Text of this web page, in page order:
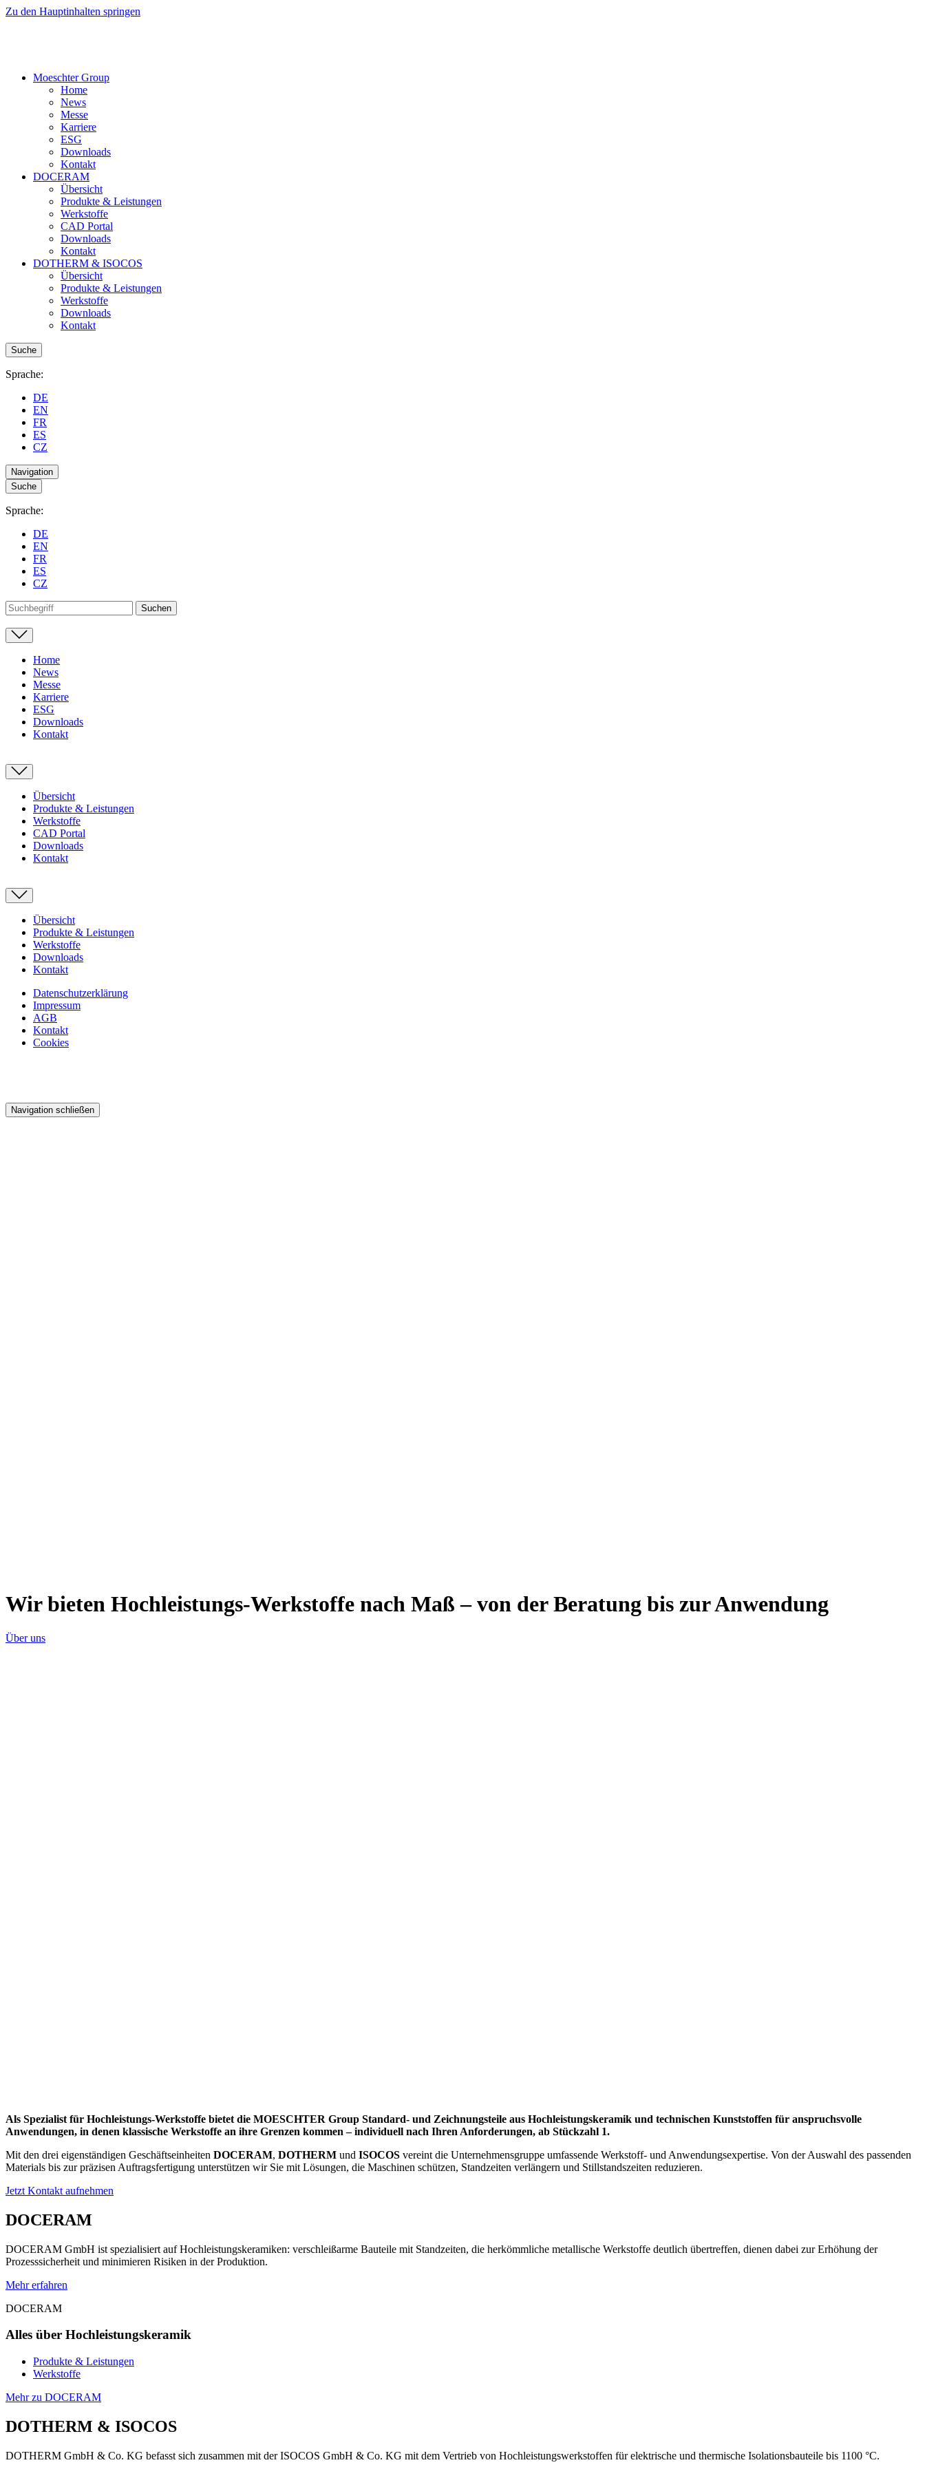
Zu den Hauptinhalten springen
Moeschter Group
Home
News
Messe
Karriere
ESG
Downloads
Kontakt
DOCERAM
Übersicht
Produkte & Leistungen
Werkstoffe
CAD Portal
Downloads
Kontakt
DOTHERM & ISOCOS
Übersicht
Produkte & Leistungen
Werkstoffe
Downloads
Kontakt
Suche
Sprache:
DE
EN
FR
ES
CZ
Navigation
Suche
Sprache:
DE
EN
FR
ES
CZ
Home
News
Messe
Karriere
ESG
Downloads
Kontakt
Übersicht
Produkte & Leistungen
Werkstoffe
CAD Portal
Downloads
Kontakt
Übersicht
Produkte & Leistungen
Werkstoffe
Downloads
Kontakt
Datenschutzerklärung
Impressum
AGB
Kontakt
Cookies
Navigation schließen
Wir bieten Hochleistungs-Werkstoffe nach Maß – von der Beratung bis zur Anwendung
Über uns
Als Spezialist für Hochleistungs-Werkstoffe bietet die MOESCHTER Group Standard- und Zeichnungsteile aus Hochleistungskeramik und technischen Kunststoffen für anspruchsvolle
Anwendungen, in denen klassische Werkstoffe an ihre Grenzen kommen – individuell nach Ihren Anforderungen, ab Stückzahl 1.
Mit den drei eigenständigen Geschäftseinheiten DOCERAM, DOTHERM und ISOCOS vereint die Unternehmensgruppe umfassende Werkstoff- und Anwendungsexpertise. Von der Auswahl des passenden
Materials bis zur präzisen Auftragsfertigung unterstützen wir Sie mit Lösungen, die Maschinen schützen, Standzeiten verlängern und Stillstandszeiten reduzieren.
Jetzt Kontakt aufnehmen
DOCERAM
DOCERAM GmbH ist spezialisiert auf Hochleistungskeramiken: verschleißarme Bauteile mit Standzeiten, die herkömmliche metallische Werkstoffe deutlich übertreffen, dienen dabei zur Erhöhung der
Prozesssicherheit und minimieren Risiken in der Produktion.
Mehr erfahren
DOCERAM
Alles über Hochleistungskeramik
Produkte & Leistungen
Werkstoffe
Mehr zu DOCERAM
DOTHERM & ISOCOS
DOTHERM GmbH & Co. KG befasst sich zusammen mit der ISOCOS GmbH & Co. KG mit dem Vertrieb von Hochleistungswerkstoffen für elektrische und thermische Isolationsbauteile bis 1100 °C.